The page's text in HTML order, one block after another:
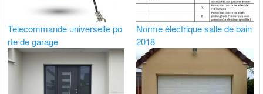
Telecommande universelle po
rte de garage
Norme électrique salle de bain
2018